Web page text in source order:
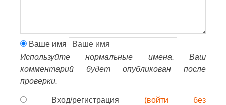
Ваше имя
Используйте нормальные имена. Ваш
комментарий будет опубликован после
проверки.
Вход/регистрация (войти без